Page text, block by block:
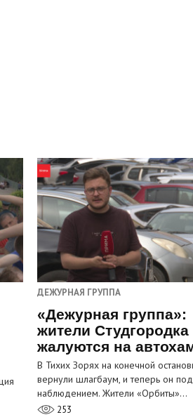
ДЕЖУРНАЯ ГРУППА
«Дежурная группа»:
жители Студгородка
жалуются на
В Тихих Зорях на конечной
вернули шлагбаум, и теперь он под
наблюдением. Жители «Орбиты»…
253